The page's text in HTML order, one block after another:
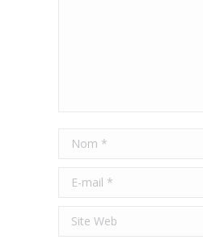
Nom *
E-mail *
Site Web